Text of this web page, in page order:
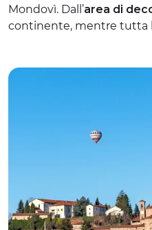
Mondovì. Dall’area di
continente, mentre tutta